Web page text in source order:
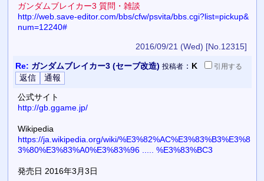
ガンダムブレイカー3 質問・雑談
http://web.save-editor.com/bbs/cfw/psvita/bbs.cgi?list=pickup&
num=12240#
2016/09/21 (Wed) [No.12315]
Re: ガンダムブレイカー3 (セーブ改造) 投稿者： K 引用する
公式サイト
http://gb.ggame.jp/
Wikipedia
https://ja.wikipedia.org/wiki/%E3%82%AC%E3%83%B3%E3%8
3%80%E3%83%A0%E3%83%96 ..... %E3%83%BC3
発売日 2016年3月3日